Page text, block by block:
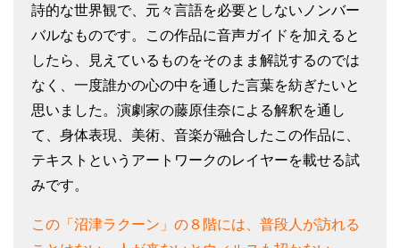
詩的な世界観で、元々言語を必要としないノンバー
バルなものです。この作品に音声ガイドを加えると
したら、見えているものをそのまま解説するのでは
なく、一度誰かの心の中を通した言葉を紡ぎたいと
思いました。演劇家の藤原佳奈による解釈を通し
て、身体表現、美術、音楽が融合したこの作品に、
テキストというアートワークのレイヤーを載せる試
みです。
この「沼津ラクーン」の８階には、普段人が訪れる